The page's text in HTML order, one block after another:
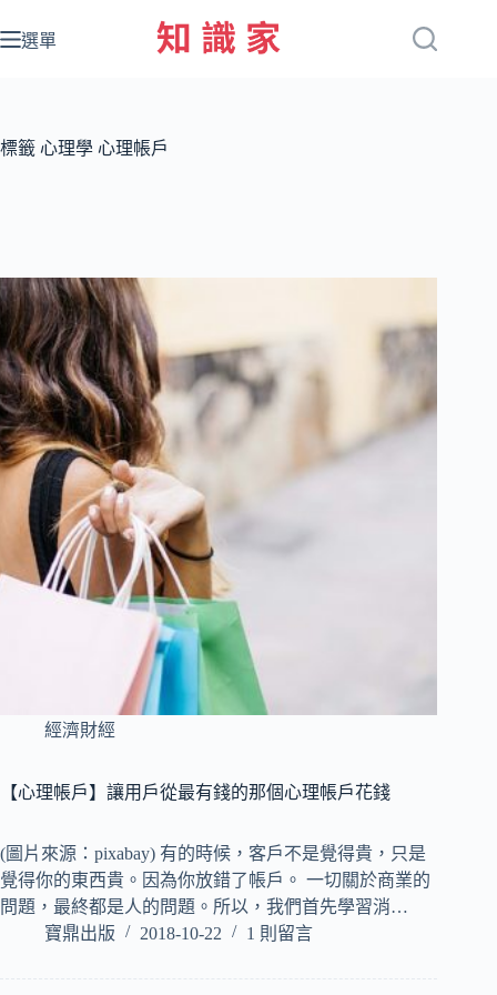
至
容
選單
標籤 心理學 心理帳戶
經濟財經
【心理帳戶】讓用戶從最有錢的那個心理帳戶花錢
(圖片來源：pixabay) 有的時候，客戶不是覺得貴，只是
覺得你的東西貴。因為你放錯了帳戶。 一切關於商業的
問題，最終都是人的問題。所以，我們首先學習消…
寶鼎出版
2018-10-22 1 則留言